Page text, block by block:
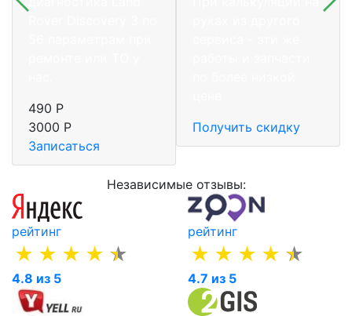
490 Р
3000 Р
Записаться
Получить скидку
Независимые отзывы:
рейтинг
4.8 из 5
рейтинг
4.7 из 5